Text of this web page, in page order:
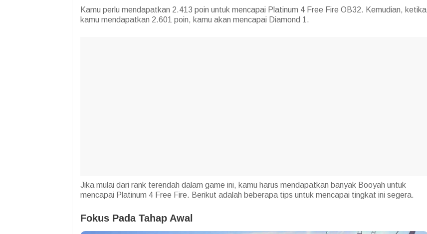
Kamu perlu mendapatkan 2.413 poin untuk mencapai Platinum 4 Free Fire OB32. Kemudian, ketika
kamu mendapatkan 2.601 poin, kamu akan mencapai Diamond 1.
Jika mulai dari rank terendah dalam game ini, kamu harus mendapatkan banyak Booyah untuk
mencapai Platinum 4 Free Fire. Berikut adalah beberapa tips untuk mencapai tingkat ini segera.
Fokus Pada Tahap Awal